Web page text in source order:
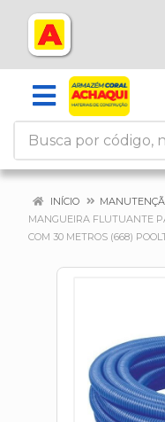
INÍCIO
MANGUEIRA FLUTUANTE
COM 30 METROS (668)